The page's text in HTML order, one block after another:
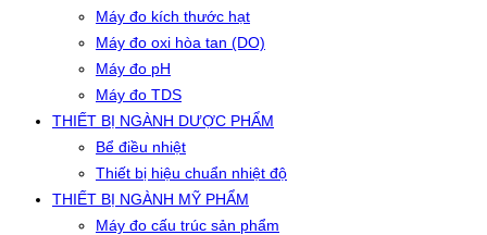
Máy đo kích thước hạt
Máy đo oxi hòa tan (DO)
Máy đo pH
Máy đo TDS
THIẾT BỊ NGÀNH DƯỢC PHẨM
Bể điều nhiệt
Thiết bị hiệu chuẩn nhiệt độ
THIẾT BỊ NGÀNH MỸ PHẨM
Máy đo cấu trúc sản phẩm